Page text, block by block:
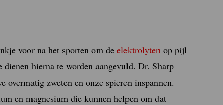
voor na het sporten om de elektrolyten op pijl
hierna te worden aangevuld. Dr. Sharp
zweten en onze spieren inspannen.
en magnesium die kunnen helpen om dat